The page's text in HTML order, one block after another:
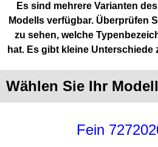
Es sind mehrere Varianten
Modells verfügbar. Überprüfen
zu sehen, welche
hat. Es gibt kleine Unterschiede
Wählen Sie Ihr
Fein